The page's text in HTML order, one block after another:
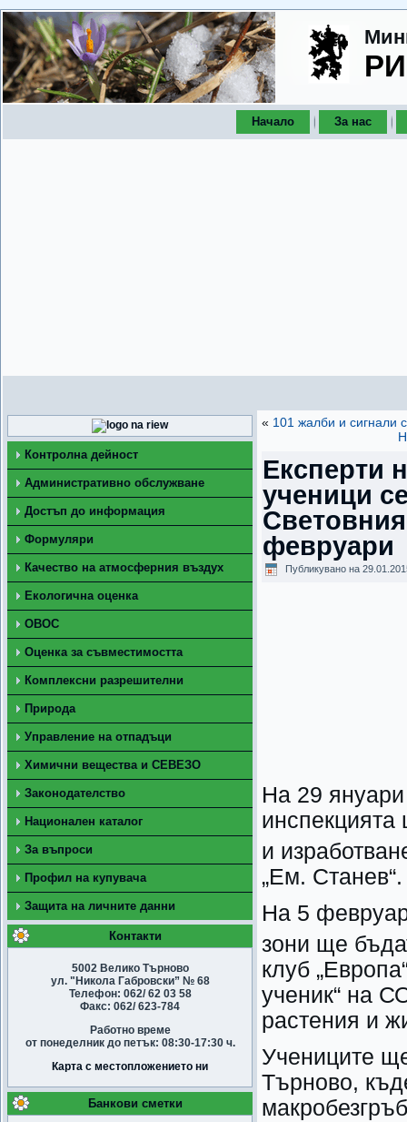
Начало За нас
Контролна дейност
Административно обслужване
Достъп до информация
Формуляри
Качество на атмосферния въздух
Екологична оценка
ОВОС
Оценка за съвместимостта
Комплексни разрешителни
Природа
Управление на отпадъци
Химични вещества и СЕВЕЗО
Законодателство
Национален каталог
За въпроси
Профил на купувача
Защита на личните данни
Контакти
5002 Велико Търново
ул. "Никола Габровски” № 68
Телефон: 062/ 62 03 58
Факс: 062/ 623-784
Работно време
от понеделник до петък: 08:30-17:30 ч.
Карта с местопложението ни
Банкови сметки
« 101 жалби и сигнали
Експерти
ученици
февруари
Публикувано на
На 29
инспекцията
и
„Ем. Станев“.
На 5
зони ще
клуб
ученик“ на
растения и
Учениците
Търново,